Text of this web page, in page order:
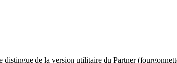
de la version utilitaire du Partner